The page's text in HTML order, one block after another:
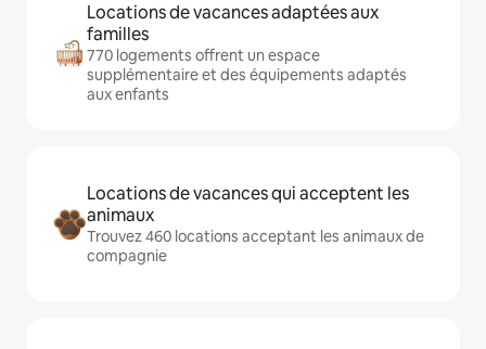
Locations de vacances adaptées aux
familles
770 logements offrent un espace
supplémentaire et des équipements adaptés
aux enfants
Locations de vacances qui acceptent les
animaux
Trouvez 460 locations acceptant les animaux de
compagnie